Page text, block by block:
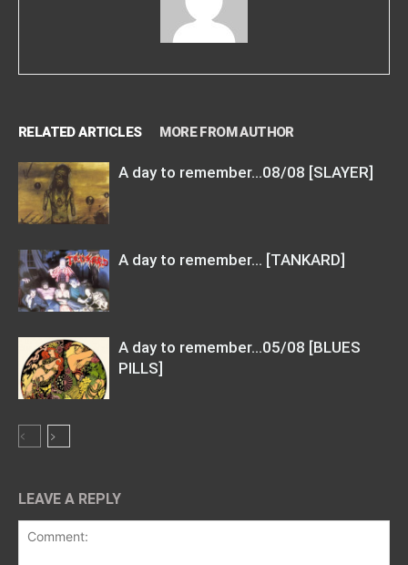
RELATED ARTICLES MORE FROM AUTHOR
A day to remember…08/08 [SLAYER]
A day to remember… [TANKARD]
A day to remember…05/08 [BLUES
PILLS]
LEAVE A REPLY